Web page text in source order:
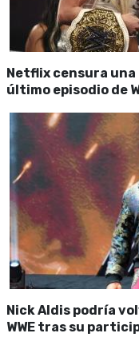
Netflix censura una
último episodio de
Nick Aldis podría
WWE tras su